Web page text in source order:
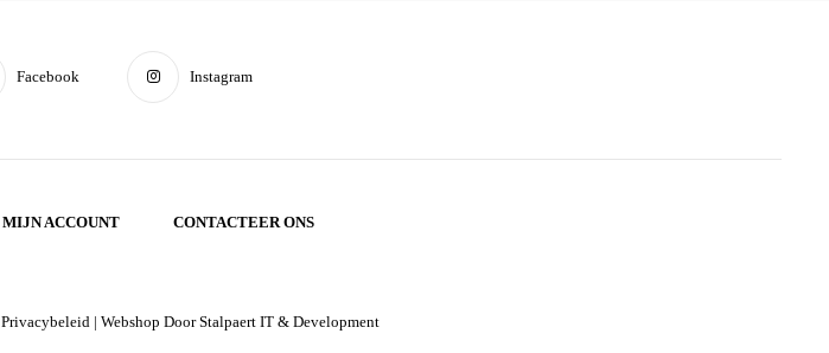
Facebook Instagram
MIJN ACCOUNT CONTACTEER ONS
Privacybeleid | Webshop DoorStalpaert IT & Development